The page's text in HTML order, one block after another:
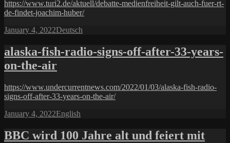
https://www.turi2.de/aktuell/debatte-medienfreiheit-gilt-auch-fuer-rt-
de-findet-joachim-huber/
Posted
January 4, 2022Categories
Deutsch
alaska-fish-radio-signs-off-after-33-years-
on-the-air
https://www.undercurrentnews.com/2022/01/03/alaska-fish-radio-
signs-off-after-33-years-on-the-air/
Posted
January 4, 2022Categories
English
BBC wird 100 Jahre alt und feiert mit